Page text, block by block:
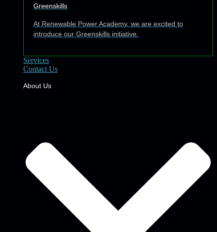
Greenskills
At Renewable Power Academy, we are excited to
introduce our Greenskills initiative.
Services
Contact Us
About Us